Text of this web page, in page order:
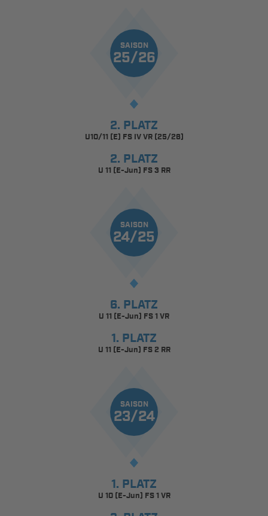
SAISON
25/26
2. PLATZ
U10/11 (E) FS IV VR (25/26)
2. PLATZ
U 11 (E-Jun) FS 3 RR
SAISON
24/25
6. PLATZ
U 11 (E-Jun) FS 1 VR
1. PLATZ
U 11 (E-Jun) FS 2 RR
SAISON
23/24
1. PLATZ
U 10 (E-Jun) FS 1 VR